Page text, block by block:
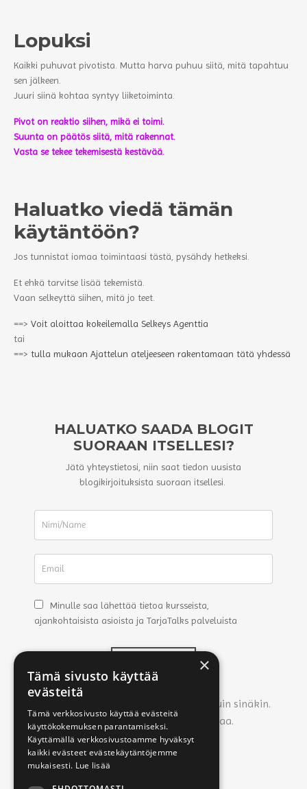
Lopuksi
Kaikki puhuvat pivotista. Mutta harva puhuu siitä, mitä tapahtuu
sen jälkeen.
Juuri siinä kohtaa syntyy liiketoiminta.
Pivot on reaktio siihen, mikä ei toimi.
Suunta on päätös siitä, mitä rakennat.
Vasta se tekee tekemisestä kestävää.
Haluatko viedä tämän
käytäntöön?
Jos tunnistat iomaa toimintaasi tästä, pysähdy hetkeksi.
Et ehkä tarvitse lisää tekemistä.
Vaan selkeyttä siihen, mitä jo teet.
==> Voit aloittaa kokeilemalla Selkeys Agenttia
tai
==> tulla mukaan Ajattelun ateljeeseen rakentamaan tätä yhdessä
HALUATKO SAADA BLOGIT
SUORAAN ITSELLESI?
Jätä yhteystietosi, niin saat tiedon uusista
blogikirjoituksista suoraan itsellesi.
Minulle saa lähettää tietoa kursseista,
ajankohtaisista asioista ja TarjaTalks palveluista
Inhoan spämmäämistä yhtä paljon kuin sinäkin.
Joten ei roskapostia - vain asiaa.
×
Tämä sivusto käyttää
evästeitä
Tämä verkkosivusto käyttää evästeitä
käyttökokemuksen parantamiseksi.
Käyttämällä verkkosivustoamme hyväksyt
kaikki evästeet evästekäytäntöjemme
mukaisesti. Lue lisää